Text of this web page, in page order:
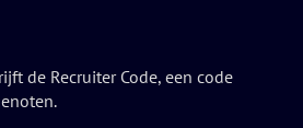
de Recruiter Code, een code